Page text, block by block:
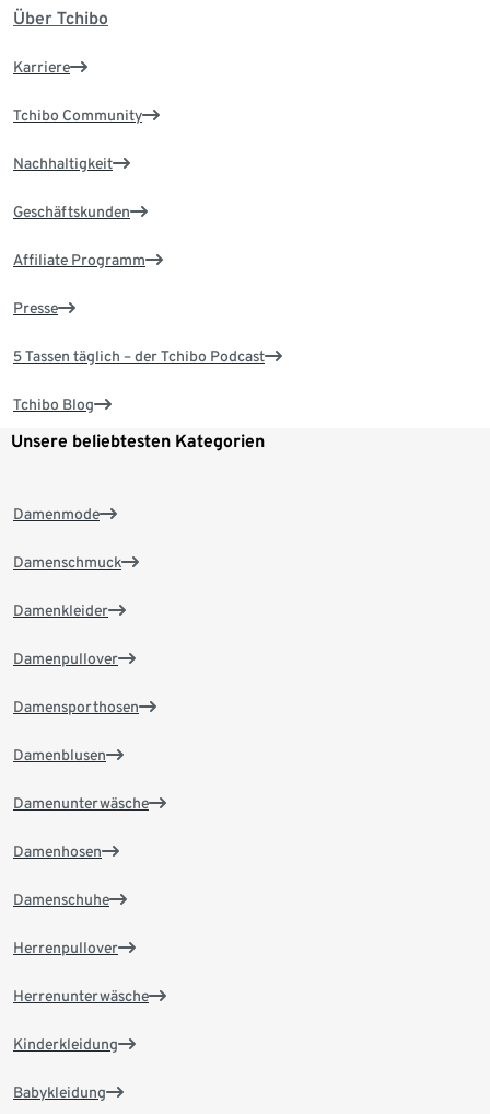
Über Tchibo
Karriere
Tchibo Community
Nachhaltigkeit
Geschäftskunden
Affiliate Programm
Presse
5 Tassen täglich – der Tchibo Podcast
Tchibo Blog
Unsere beliebtesten Kategorien
Damenmode
Damenschmuck
Damenkleider
Damenpullover
Damensporthosen
Damenblusen
Damenunterwäsche
Damenhosen
Damenschuhe
Herrenpullover
Herrenunterwäsche
Kinderkleidung
Babykleidung